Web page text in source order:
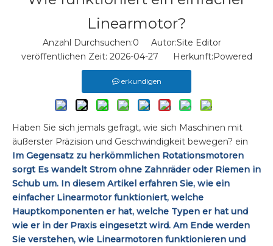
Linearmotor?
Anzahl Durchsuchen:0 Autor:Site Editor
veröffentlichen Zeit: 2026-04-27 Herkunft:Powered
erkundigen
Haben Sie sich jemals gefragt, wie sich Maschinen mit
äußerster Präzision und Geschwindigkeit bewegen? ein
Im Gegensatz zu herkömmlichen Rotationsmotoren
sorgt Es wandelt Strom ohne Zahnräder oder Riemen in
Schub um. In diesem Artikel erfahren Sie, wie ein
einfacher Linearmotor funktioniert, welche
Hauptkomponenten er hat, welche Typen er hat und
wie er in der Praxis eingesetzt wird. Am Ende werden
Sie verstehen, wie Linearmotoren funktionieren und